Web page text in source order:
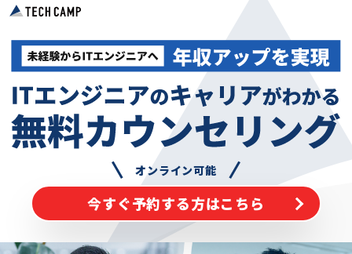
オンライン可能
今すぐ予約する方はこちら